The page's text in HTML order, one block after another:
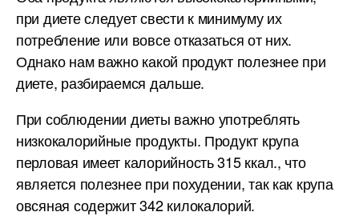
при диете следует свести к минимуму их
потребление или вовсе отказаться от них.
Однако нам важно какой продукт полезнее при
диете, разбираемся дальше.
При соблюдении диеты важно употреблять
низкокалорийные продукты. Продукт крупа
перловая имеет калорийность 315 ккал., что
является полезнее при похудении, так как крупа
овсяная содержит 342 килокалорий.